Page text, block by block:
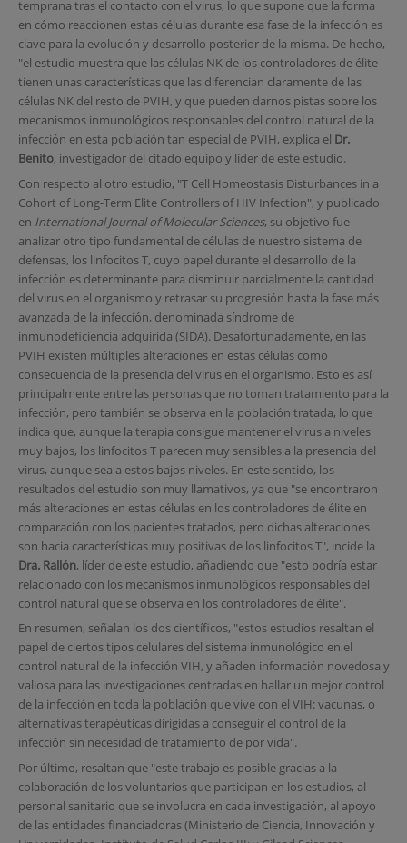
temprana tras el contacto con el virus, lo que supone que la forma
en cómo reaccionen estas células durante esa fase de la infección es
clave para la evolución y desarrollo posterior de la misma. De hecho,
"el estudio muestra que las células NK de los controladores de élite
tienen unas características que las diferencian claramente de las
células NK del resto de PVIH, y que pueden darnos pistas sobre los
mecanismos inmunológicos responsables del control natural de la
infección en esta población tan especial de PVIH, explica el Dr.
Benito, investigador del citado equipo y líder de este estudio.
Con respecto al otro estudio, "T Cell Homeostasis Disturbances in a
Cohort of Long-Term Elite Controllers of HIV Infection", y publicado
en International Journal of Molecular Sciences, su objetivo fue
analizar otro tipo fundamental de células de nuestro sistema de
defensas, los linfocitos T, cuyo papel durante el desarrollo de la
infección es determinante para disminuir parcialmente la cantidad
del virus en el organismo y retrasar su progresión hasta la fase más
avanzada de la infección, denominada síndrome de
inmunodeficiencia adquirida (SIDA). Desafortunadamente, en las
PVIH existen múltiples alteraciones en estas células como
consecuencia de la presencia del virus en el organismo. Esto es así
principalmente entre las personas que no toman tratamiento para la
infección, pero también se observa en la población tratada, lo que
indica que, aunque la terapia consigue mantener el virus a niveles
muy bajos, los linfocitos T parecen muy sensibles a la presencia del
virus, aunque sea a estos bajos niveles. En este sentido, los
resultados del estudio son muy llamativos, ya que "se encontraron
más alteraciones en estas células en los controladores de élite en
comparación con los pacientes tratados, pero dichas alteraciones
son hacia características muy positivas de los linfocitos T", incide la
Dra. Rallón, líder de este estudio, añadiendo que "esto podría estar
relacionado con los mecanismos inmunológicos responsables del
control natural que se observa en los controladores de élite".
En resumen, señalan los dos científicos, "estos estudios resaltan el
papel de ciertos tipos celulares del sistema inmunológico en el
control natural de la infección VIH, y añaden información novedosa y
valiosa para las investigaciones centradas en hallar un mejor control
de la infección en toda la población que vive con el VIH: vacunas, o
alternativas terapéuticas dirigidas a conseguir el control de la
infección sin necesidad de tratamiento de por vida".
Por último, resaltan que "este trabajo es posible gracias a la
colaboración de los voluntarios que participan en los estudios, al
personal sanitario que se involucra en cada investigación, al apoyo
de las entidades financiadoras (Ministerio de Ciencia, Innovación y